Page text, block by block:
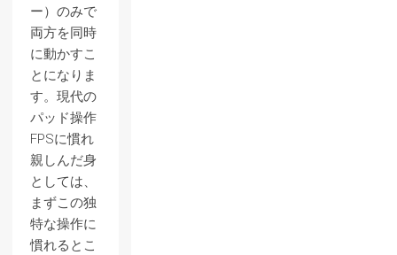
ー）のみで
両方を同時
に動かすこ
とになりま
す。現代の
パッド操作
FPSに慣れ
親しんだ身
としては、
まずこの独
特な操作に
慣れるとこ